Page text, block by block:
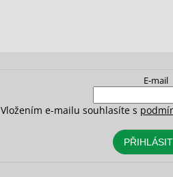
E-mail
Vložením e-mailu souhlasíte s